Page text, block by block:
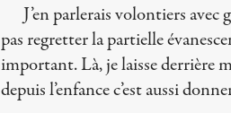
J’en parlerais volontiers
pas regretter la partielle
important. Là, je laisse derrière
depuis l’enfance c’est aussi